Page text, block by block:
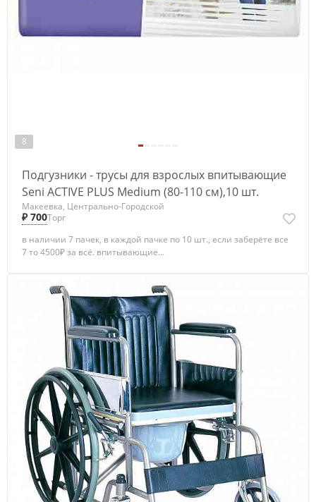
8
Подгузники - трусы для взрослых впитывающие
Seni ACTIVE PLUS Medium (80-110 см),10 шт.
Макеевка, Центрально-Городской
₽ 700Торг
в наличии 7 пачек, в каждой пачке по 10 шт., если заберёте все
7 то 4500₽ за всё. впитывающие...